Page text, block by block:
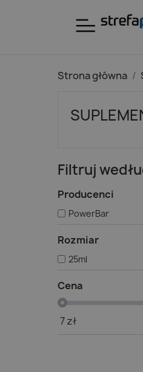
Strona główna
Filtruj
Producenci
PowerBar
Rozmiar
25ml
Cena
7zł